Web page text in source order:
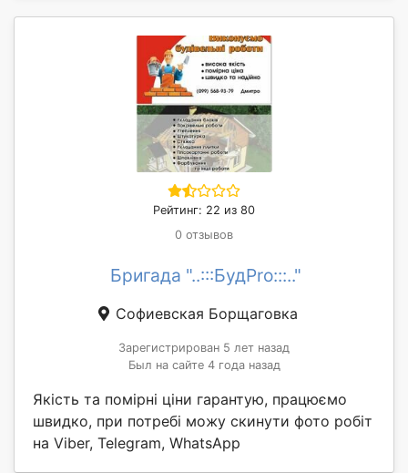
Рейтинг: 22 из 80
0 отзывов
Бригада "..:::БудPro:::.."
Софиевская Борщаговка
Зарегистрирован 5 лет назад
Был на сайте 4 года назад
Якість та помірні ціни гарантую, працюємо
швидко, при потребі можу скинути фото робіт
на Viber, Telegram, WhatsApp